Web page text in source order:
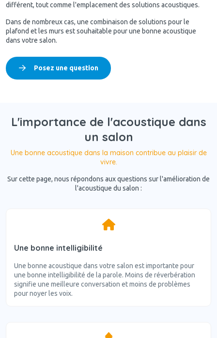
différent, tout comme l'emplacement des solutions acoustiques.
Dans de nombreux cas, une combinaison de solutions pour le
plafond et les murs est souhaitable pour une bonne acoustique
dans votre salon.
Posez une question
L'importance de l'acoustique dans
un salon
Une bonne acoustique dans la maison contribue au plaisir de
vivre.
Sur cette page, nous répondons aux questions sur l'amélioration de
l'acoustique du salon :
Une bonne intelligibilité
Une bonne acoustique dans votre salon est importante pour
une bonne intelligibilité de la parole. Moins de réverbération
signifie une meilleure conversation et moins de problèmes
pour noyer les voix.